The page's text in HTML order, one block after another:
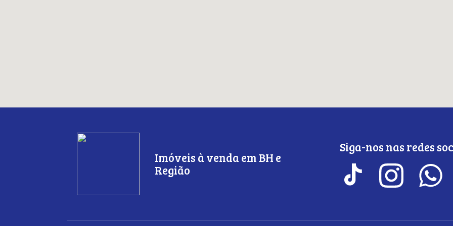
Imóveis à venda em BH e
Região
Siga-nos nas redes